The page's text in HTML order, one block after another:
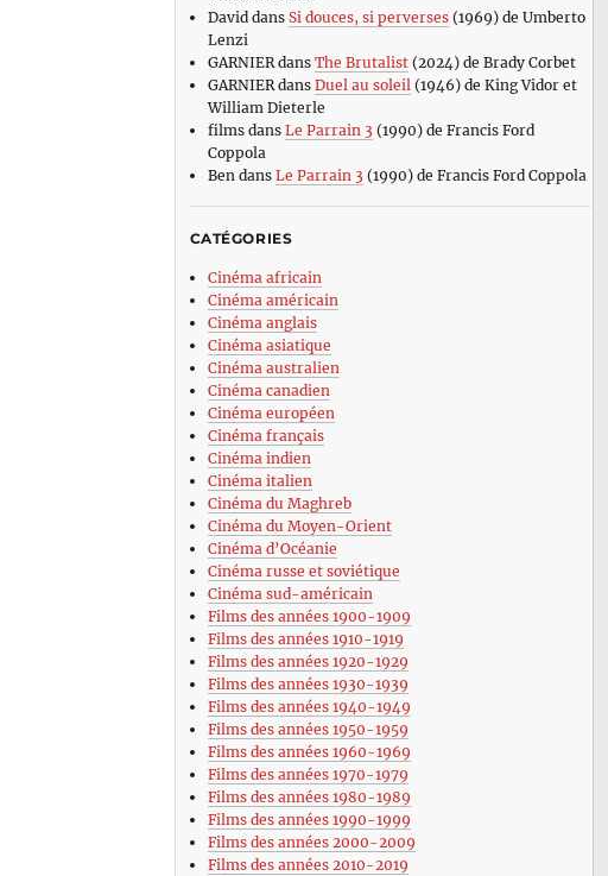
Daviddans Si douces, si perverses(1969) de Umberto
Lenzi
GARNIERdans The Brutalist(2024) de Brady Corbet
GARNIERdans Duel au soleil(1946) de King Vidor et
William Dieterle
filmsdans Le Parrain 3 (1990) de Francis Ford
Coppola
Bendans Le Parrain 3 (1990) de Francis Ford Coppola
CATÉGORIES
Cinéma africain
Cinéma américain
Cinéma anglais
Cinéma asiatique
Cinéma australien
Cinéma canadien
Cinéma européen
Cinéma français
Cinéma indien
Cinéma italien
Cinéma du Maghreb
Cinéma du Moyen-Orient
Cinéma d’Océanie
Cinéma russe et soviétique
Cinéma sud-américain
Films des années 1900-1909
Films des années 1910-1919
Films des années 1920-1929
Films des années 1930-1939
Films des années 1940-1949
Films des années 1950-1959
Films des années 1960-1969
Films des années 1970-1979
Films des années 1980-1989
Films des années 1990-1999
Films des années 2000-2009
Films des années 2010-2019